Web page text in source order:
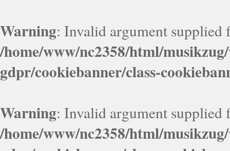
Warning: Invalid argument supplied
/home/www/nc2358/html/
gdpr/cookiebanner/class-
Warning: Invalid argument supplied
/home/www/nc2358/html/